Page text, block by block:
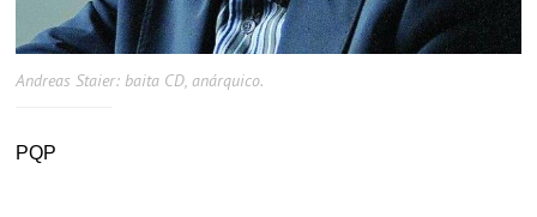
Andreas Staier: baita CD, anárquico.
PQP